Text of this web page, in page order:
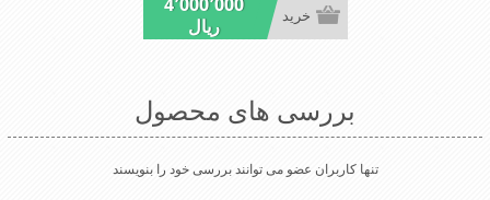
کلاهی که افرادخاص می پسندند شیک و
مناسب افراد خوش پوش جنس عالی
4٬000٬000
ریال
خرید
بررسی های محصول
تنها کاربران عضو می توانند بررسی خود را بنویسند